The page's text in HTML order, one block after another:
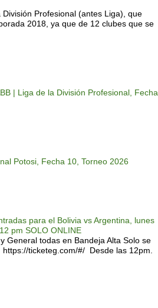
Profesional (antes Liga), que
2018, ya que de 12 clubes que se
| Liga de la División Profesional, Fecha
Potosi, Fecha 10, Torneo 2026
para el Bolivia vs Argentina, lunes
pm SOLO ONLINE
General todas en Bandeja Alta Solo se
ticketeg.com/#/ Desde las 12pm.